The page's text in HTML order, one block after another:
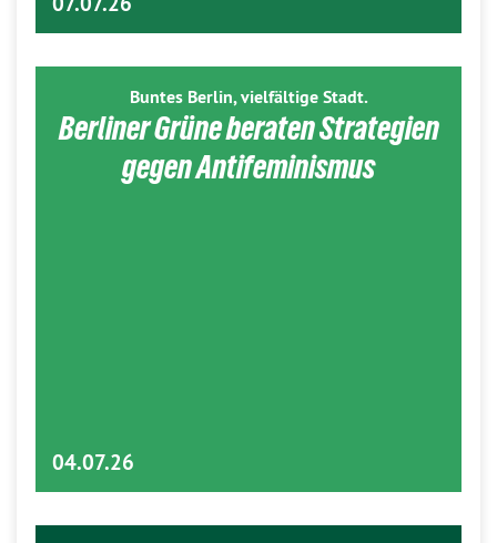
Buntes Berlin, vielfältige Stadt.
Berliner Grüne beraten Strategien
gegen Antifeminismus
04.07.26